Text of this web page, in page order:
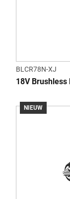
BLCR78N-XJ
18V
NIEUW